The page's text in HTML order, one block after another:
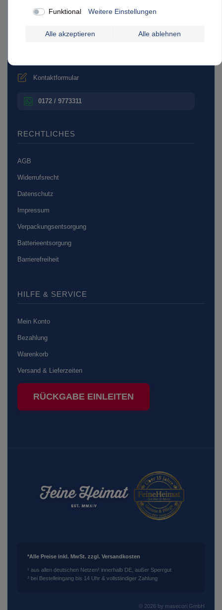
0800 - 10 11 800¹
Kontaktformular
0172 / 9773311
RECHTLICHES
AGB
Widerrufsrecht
Datenschutz
Impressum
Verpackungsentsorgung
Batterieentsorgung
Barrierefreiheit
HILFE & SERVICE
Mein Konto
Bezahlung
Warenkorb
Versand & Lieferzeiten
RÜCKGABE EINLEITEN
*Alle Preise inkl. MwSt. zzgl. Versandkosten
¹ aus allen deutschen Netzen² innerhalb DE, außer Sperrgut
³ bei Bestelleingang bis 14 Uhr & vollständiger Zahlung
© 2026 by masecori GmbH
Funktional Weitere Einstellungen
Alle akzeptieren Alle ablehnen